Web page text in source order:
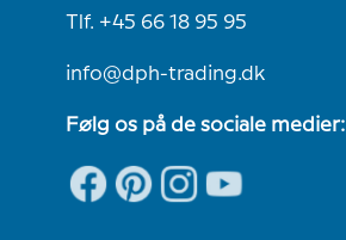
Tlf. +45 66 18 95 95
info@dph-trading.dk
Følg os på de sociale medier: